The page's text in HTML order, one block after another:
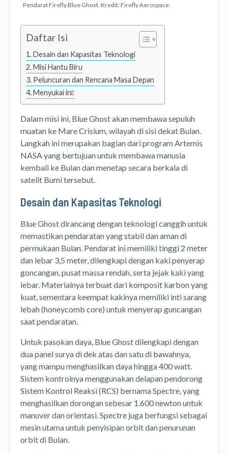
Pendarat Firefly Blue Ghost. Kredit: Firefly Aerospace
Daftar Isi
Desain dan Kapasitas Teknologi
Misi Hantu Biru
Peluncuran dan Rencana Masa Depan
Menyukai ini:
Dalam misi ini, Blue Ghost akan membawa sepuluh
muatan ke Mare Crisium, wilayah di sisi dekat Bulan.
Langkah ini merupakan bagian dari program Artemis
NASA yang bertujuan untuk membawa manusia
kembali ke Bulan dan menetap secara berkala di
satelit Bumi tersebut.
Desain dan Kapasitas Teknologi
Blue Ghost dirancang dengan teknologi canggih untuk
memastikan pendaratan yang stabil dan aman di
permukaan Bulan. Pendarat ini memiliki tinggi 2 meter
dan lebar 3,5 meter, dilengkapi dengan kaki penyerap
goncangan, pusat massa rendah, serta jejak kaki yang
lebar. Materialnya terbuat dari komposit karbon yang
kuat, sementara keempat kakinya memiliki inti sarang
lebah (honeycomb core) untuk menyerap guncangan
saat pendaratan.
Untuk pasokan daya, Blue Ghost dilengkapi dengan
dua panel surya di dek atas dan satu di bawahnya,
yang mampu menghasilkan daya hingga 400 watt.
Sistem kontrolnya menggunakan delapan pendorong
Sistem Kontrol Reaksi (RCS) bernama Spectre, yang
menghasilkan dorongan sebesar 1.600 newton untuk
manuver dan orientasi. Spectre juga berfungsi sebagai
mesin utama untuk penyisipan orbit dan penurunan
orbit di Bulan.